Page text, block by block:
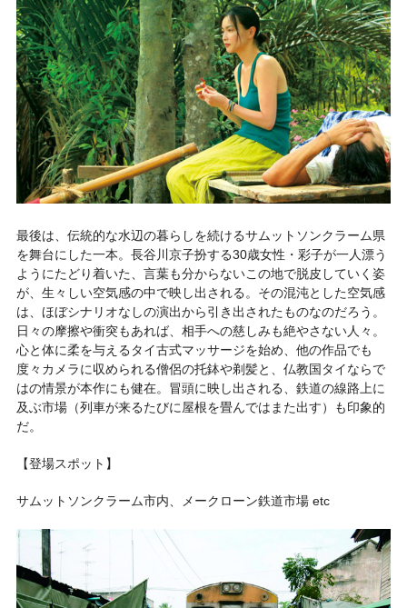
最後は、伝統的な水辺の暮らしを続けるサムットソンクラーム県
を舞台にした一本。長谷川京子扮する30歳女性・彩子が一人漂う
ようにたどり着いた、言葉も分からないこの地で脱皮していく姿
が、生々しい空気感の中で映し出される。その混沌とした空気感
は、ほぼシナリオなしの演出から引き出されたものなのだろう。
日々の摩擦や衝突もあれば、相手への慈しみも絶やさない人々。
心と体に柔を与えるタイ古式マッサージを始め、他の作品でも
度々カメラに収められる僧侶の托鉢や剃髪と、仏教国タイならで
はの情景が本作にも健在。冒頭に映し出される、鉄道の線路上に
及ぶ市場（列車が来るたびに屋根を畳んではまた出す）も印象的
だ。
【登場スポット】
サムットソンクラーム市内、メークローン鉄道市場 etc